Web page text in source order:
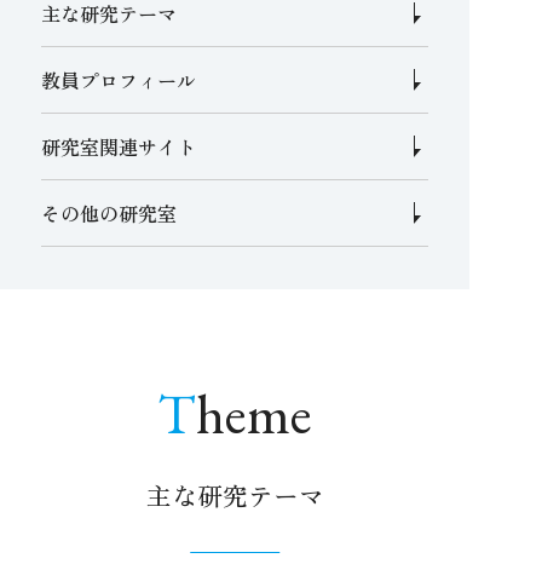
主な研究テーマ
教員プロフィール
研究室関連サイト
その他の研究室
Theme
主な研究テーマ